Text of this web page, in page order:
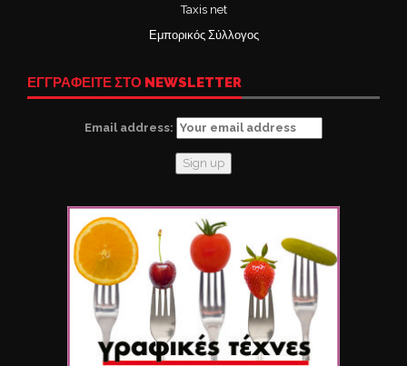
Taxis net
Εμπορικός Σύλλογος
ΕΓΓΡΑΦΕΙΤΕ ΣΤΟ NEWSLETTER
Email address: